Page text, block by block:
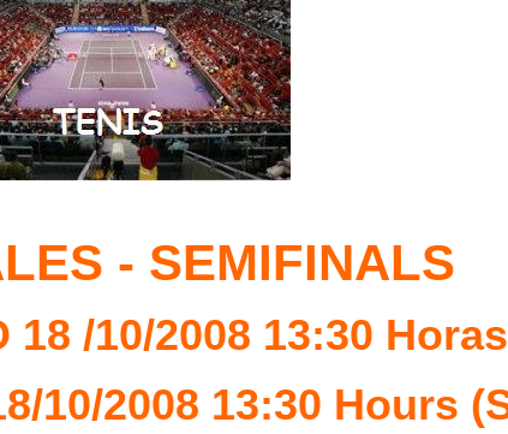
- SEMIFINALS
18 /10/2008 13:30
10/2008 13:30 Hours